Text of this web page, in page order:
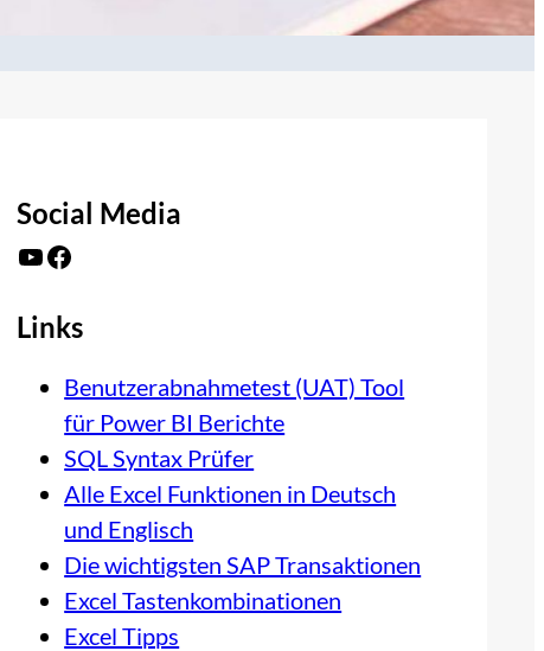
Social Media
YouTube Facebook
Links
Benutzerabnahmetest (UAT) Tool
für Power BI Berichte
SQL Syntax Prüfer
Alle Excel Funktionen in Deutsch
und Englisch
Die wichtigsten SAP Transaktionen
Excel Tastenkombinationen
Excel Tipps